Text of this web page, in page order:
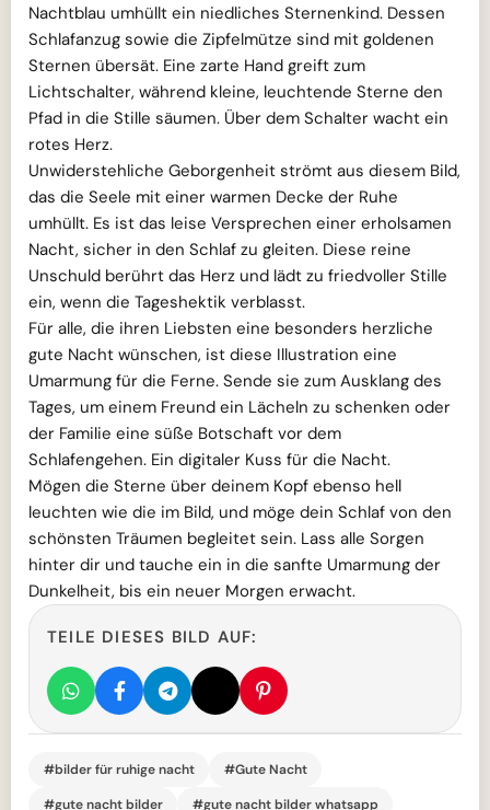
Nachtblau umhüllt ein niedliches Sternenkind. Dessen
Schlafanzug sowie die Zipfelmütze sind mit goldenen
Sternen übersät. Eine zarte Hand greift zum
Lichtschalter, während kleine, leuchtende Sterne den
Pfad in die Stille säumen. Über dem Schalter wacht ein
rotes Herz.
Unwiderstehliche Geborgenheit strömt aus diesem Bild,
das die Seele mit einer warmen Decke der Ruhe
umhüllt. Es ist das leise Versprechen einer erholsamen
Nacht, sicher in den Schlaf zu gleiten. Diese reine
Unschuld berührt das Herz und lädt zu friedvoller Stille
ein, wenn die Tageshektik verblasst.
Für alle, die ihren Liebsten eine besonders herzliche
gute Nacht wünschen, ist diese Illustration eine
Umarmung für die Ferne. Sende sie zum Ausklang des
Tages, um einem Freund ein Lächeln zu schenken oder
der Familie eine süße Botschaft vor dem
Schlafengehen. Ein digitaler Kuss für die Nacht.
Mögen die Sterne über deinem Kopf ebenso hell
leuchten wie die im Bild, und möge dein Schlaf von den
schönsten Träumen begleitet sein. Lass alle Sorgen
hinter dir und tauche ein in die sanfte Umarmung der
Dunkelheit, bis ein neuer Morgen erwacht.
TEILE DIESES BILD AUF:
#bilder für ruhige nacht
#Gute Nacht
#gute nacht bilder
#gute nacht bilder whatsapp